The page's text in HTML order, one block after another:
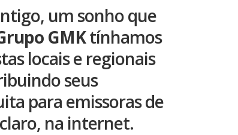
um sonho que
GMKtínhamos
locais e regionais
seus
para emissoras de
na internet.